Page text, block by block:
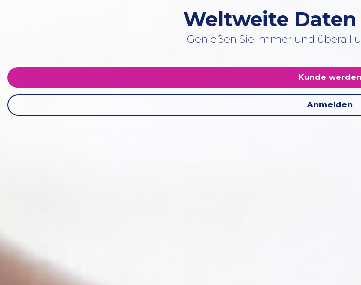
Weltweite Daten
Genießen Sie immer und überall
Kunde werden
Anmelden